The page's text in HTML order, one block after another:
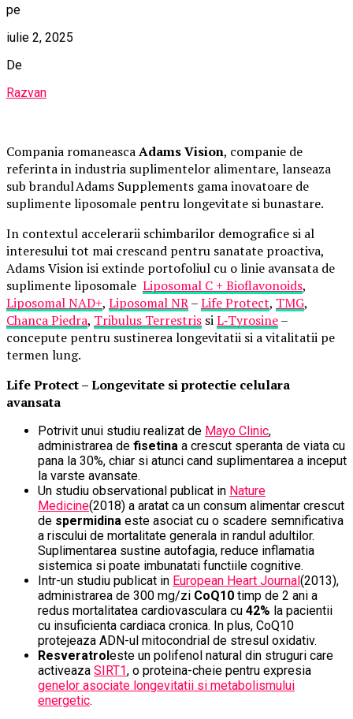
pe
iulie 2, 2025
De
Razvan
Compania romaneascaAdams Vision, companie de
referinta in industria suplimentelor alimentare, lanseaza
sub brandul Adams Supplements gama inovatoare de
suplimente liposomale pentru longevitate si bunastare.
In contextul accelerarii schimbarilor demografice si al
interesului tot mai crescand pentru sanatate proactiva,
Adams Vision isi extinde portofoliul cu o linie avansata de
suplimente liposomale Liposomal C + Bioflavonoids,
Liposomal NAD+, Liposomal NR–Life Protect, TMG,
Chanca Piedra, Tribulus Terrestris siL‑Tyrosine–
concepute pentru sustinerea longevitatii si a vitalitatii pe
termen lung.
Life Protect – Longevitate si protectie celulara
avansata
Potrivit unui studiu realizat de Mayo Clinic,
administrarea de fisetina a crescut speranta de viata cu
pana la 30%, chiar si atunci cand suplimentarea a inceput
la varste avansate.
Un studiu observational publicat in Nature
Medicine(2018) a aratat ca un consum alimentar crescut
de spermidina este asociat cu o scadere semnificativa
a riscului de mortalitate generala in randul adultilor.
Suplimentarea sustine autofagia, reduce inflamatia
sistemica si poate imbunatati functiile cognitive.
Intr-un studiu publicat in European Heart Journal(2013),
administrarea de 300 mg/zi CoQ10 timp de 2 ani a
redus mortalitatea cardiovasculara cu 42% la pacientii
cu insuficienta cardiaca cronica. In plus, CoQ10
protejeaza ADN-ul mitocondrial de stresul oxidativ.
Resveratroleste un polifenol natural din struguri care
activeaza SIRT1, o proteina-cheie pentru expresia
genelor asociate longevitatii si metabolismului
energetic.